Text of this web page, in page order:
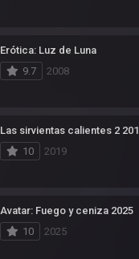
Erótica: Luz de Luna
9.7
2008
Las sirvientas calientes 2
10
2019
Avatar: Fuego y ceniza 2025
10
2025